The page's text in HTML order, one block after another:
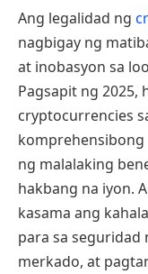
Ang legalidad ng
nagbigay ng
at inobasyon sa
Pagsapit ng 2025,
cryptocurrencies
ng malalaking
hakbang na iyon.
kasama ang
para sa
merkado, at